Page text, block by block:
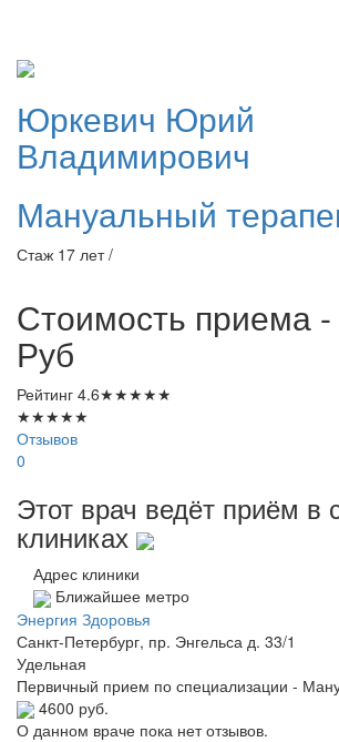
Юркевич Юрий
Владимирович
Мануальный
Стаж 17 лет /
Стоимость приема
Руб
Рейтинг 4.6★★★★★
★★★★★
Отзывов
0
Этот врач ведёт приём
клиниках
Адрес клиники
Ближайшее метро
Энергия Здоровья
Санкт-Петербург, пр. Энгельса д. 33/1
Удельная
Первичный прием по специализации -
4600 руб.
О данном враче пока нет отзывов.